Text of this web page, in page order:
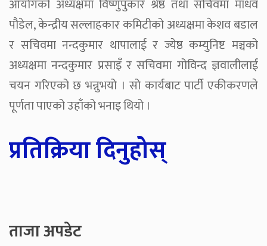
आयोगको अध्यक्षमा विष्णुपुकार श्रेष्ठ तथा सचिवमा माधव
पौडेल, केन्द्रीय सल्लाहकार कमिटीको अध्यक्षमा केशव बडाल
र सचिवमा नन्दकुमार थापालाई र ज्येष्ठ कम्युनिष्ट मञ्चको
अध्यक्षमा नन्दकुमार प्रसाइँ र सचिवमा गोविन्द ज्ञवालीलाई
चयन गरिएको छ भन्नुभयो । सो कार्यबाट पार्टी एकीकरणले
पूर्णता पाएको उहाँको भनाइ थियो ।
प्रतिक्रिया दिनुहोस्
ताजा अपडेट